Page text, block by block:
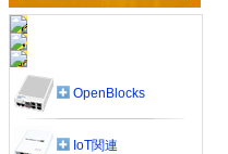
OpenBlocks
IoT関連